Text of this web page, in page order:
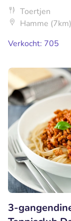
Toertjen
Hamme (7km)
Verkocht: 705
3-